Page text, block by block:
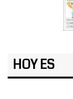
HOY ES